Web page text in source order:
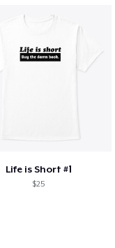
Life is Short #1
$25